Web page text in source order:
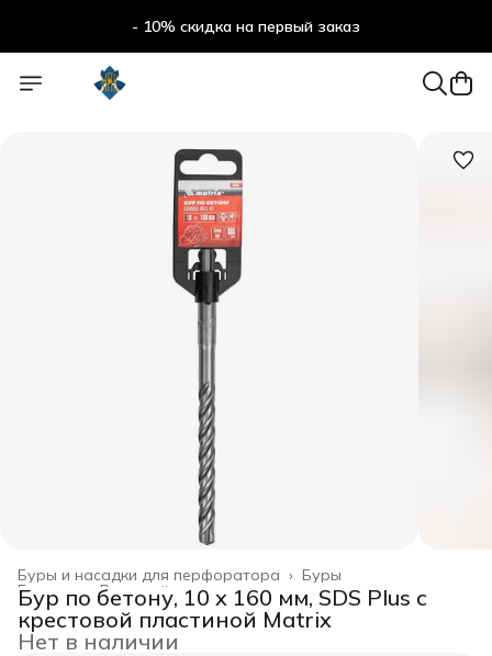
- 10% скидка на первый заказ
Буры
Буры и насадки для перфоратора ›
Режущий инструмент ›
Главная ›
Бур по бетону, 10 x 160 мм, SDS Plus c
крестовой пластиной Matrix
Нет в наличии